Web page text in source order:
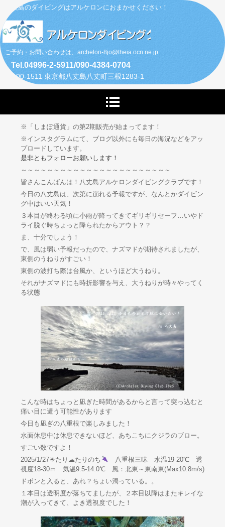
八丈島のダイビングはアルケロンにおまかせください！
ご予約・お問い合わせは、archelon-8jo@theia.ocn.ne.jp
Tel.04996-2-5911/090-4384-0704
〒100-1511 東京都八丈島八丈町三根1283-1
※「しまぽ通貨」の第2期販売が始まってます！
※インスタグラムにて、ブログ以外にも毎日の海況などをアッ
プロードしています。
是非ともフォローお願いします！
～～～～～～～～～～～～～～～～～～～～～～～
皆さんこんばんは！八丈島アルケロンダイビングクラブです！
今日の八丈島は、次第に崩れる予報ですが、なんとかダイビン
グ中はいい天気！
３本目が終わる頃に小雨が降ってきてギリギリセーフ…いやド
ライ脱ぐ時ちょっと降られたからアウト？？
ま、十分でしょう！
で、風は弱い予報だったので、ナズマドが期待されましたが、
東側のうねりがすごい！
東側の波打ち際は台風か、というほど大うねり。
それがナズマドにも時折影響を与え、大うねりが時々やってく
る状態
こんな時はちょっと凪ぎた時間があるからと言って突っ込むと
痛い目に遭う可能性があります
今日も凪ぎの八重根で楽しみました！
水面休息中は休息できないほど、あちこちにクジラのブロー。
すごい数ですよ！
2025/1/27☀たり☁たりのち
八重根三昧 水温19-20℃ 透
視度18-30ｍ 気温9.5-14.0℃ 風：北東～東南東(Max10.8m/s)
ドボンと入ると、あれ？ちょい濁っている。。
１本目は透明度が落ちてましたが、２本目以降はまたキレイな
潮が入ってきて、よき透視度でした！